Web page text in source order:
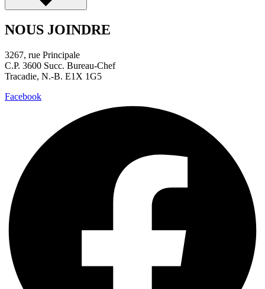
NOUS JOINDRE
3267, rue Principale
C.P. 3600 Succ. Bureau-Chef
Tracadie, N.-B. E1X 1G5
Facebook